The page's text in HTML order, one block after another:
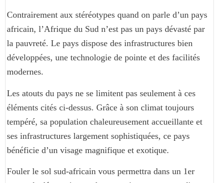
Contrairement aux stéréotypes quand on parle d’un pays
africain, l’Afrique du Sud n’est pas un pays dévasté par
la pauvreté. Le pays dispose des infrastructures bien
développées, une technologie de pointe et des facilités
modernes.
Les atouts du pays ne se limitent pas seulement à ces
éléments cités ci-dessus. Grâce à son climat toujours
tempéré, sa population chaleureusement accueillante et
ses infrastructures largement sophistiquées, ce pays
bénéficie d’un visage magnifique et exotique.
Fouler le sol sud-africain vous permettra dans un 1er